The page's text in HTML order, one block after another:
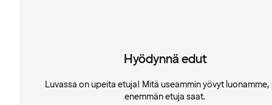
Hyödynnä edut
Luvassa on upeita etuja! Mitä useammin yövyt luonamme,
enemmän etuja saat.